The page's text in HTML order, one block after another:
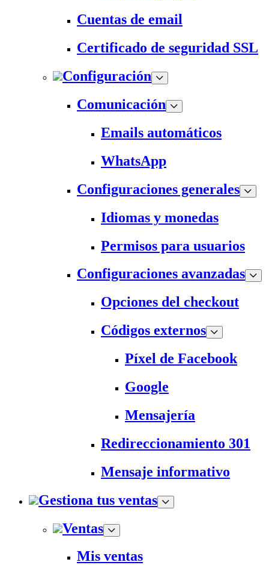
Cuentas de email
Certificado de seguridad SSL
Configuración
Comunicación
Emails automáticos
WhatsApp
Configuraciones generales
Idiomas y monedas
Permisos para usuarios
Configuraciones avanzadas
Opciones del checkout
Códigos externos
Píxel de Facebook
Google
Mensajería
Redireccionamiento 301
Mensaje informativo
Gestiona tus ventas
Ventas
Mis ventas